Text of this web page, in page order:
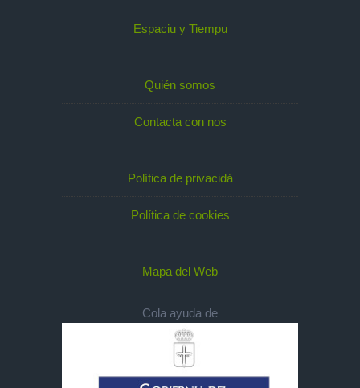
Espaciu y Tiempu
Quién somos
Contacta con nos
Política de privacidá
Política de cookies
Mapa del Web
Cola ayuda de